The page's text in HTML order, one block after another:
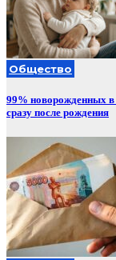
Общество
99% новорожденных в
сразу после рождения